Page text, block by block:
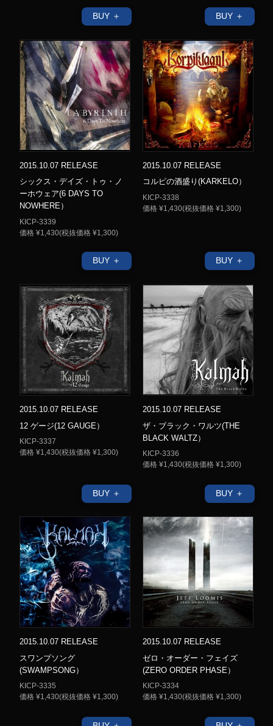
BUY ＋ BUY ＋
2015.10.07 RELEASE
シックス・デイズ・トゥ・ノ
ーホウェア(6 DAYS TO
NOWHERE）
KICP-3339
価格 ¥1,430(税抜価格 ¥1,300)
BUY ＋
2015.10.07 RELEASE
コルピの酒盛り(KARKELO）
KICP-3338
価格 ¥1,430(税抜価格 ¥1,300)
BUY ＋
2015.10.07 RELEASE
12 ゲージ(12 GAUGE）
KICP-3337
価格 ¥1,430(税抜価格 ¥1,300)
BUY ＋
2015.10.07 RELEASE
ザ・ブラック・ワルツ(THE
BLACK WALTZ）
KICP-3336
価格 ¥1,430(税抜価格 ¥1,300)
BUY ＋
2015.10.07 RELEASE
スワンプソング
(SWAMPSONG）
KICP-3335
価格 ¥1,430(税抜価格 ¥1,300)
2015.10.07 RELEASE
ゼロ・オーダー・フェイズ
(ZERO ORDER PHASE）
KICP-3334
価格 ¥1,430(税抜価格 ¥1,300)